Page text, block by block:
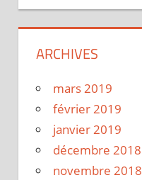
ARCHIVES
mars 2019
février 2019
janvier 2019
décembre 2018
novembre 2018